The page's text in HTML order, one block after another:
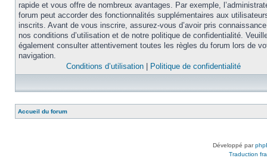
rapide et vous offre de nombreux avantages. Par exemple,
forum peut accorder des fonctionnalités supplémentaires aux
inscrits. Avant de vous inscrire, assurez-vous d’avoir pris
nos conditions d’utilisation et de notre politique de confidentialité.
également consulter attentivement toutes les règles du forum lors de
navigation.
Conditions d’utilisation
Politique de confidentialité
Accueil du forum
Développé par
Traduction